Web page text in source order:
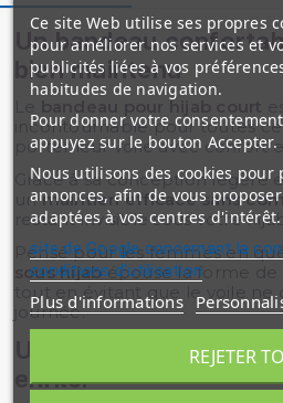
Un bandeau
bien maintenu
bandeau pour hijab court
incontournable pour toutes
porter leur voile avec confort
Grâce à sa conception légère
unmaintien efficace sans
restant invisible sous votre hijab.
Pensé pour les femmes en
sous hijabépouse la forme de
tout en évitant que le voile ne
journée.
Un accessoire
enfiler
Ce site Web utilise ses propres
pour améliorer nos services et
publicités liées à vos
habitudes de navigation.
Pour donner votre
appuyez sur le bouton Accepter.
Nous utilisons des cookies pour
annonces, afin de vous
adaptées à vos centres d'intérêt.
site de Google concernant la
conditions d'utilisation
Plus d'informations
REJETER